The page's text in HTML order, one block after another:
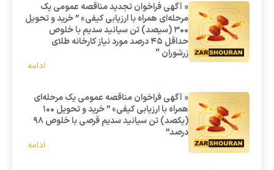
« آگهی فراخوان تجدید مناقصه عمومی یک
مرحله‌ای همراه با ارزیابی کیفی» ” خرید و تحویل
300 (سیصد) تن سیانید سدیم با خلوص
حداقل 45 درصد مورد نیاز کارخانه طلای
زرشوران “
ادامه
« آگهی فراخوان مناقصه عمومی یک مرحله‌ای
همراه با ارزیابی کیفی» ” خرید و تحویل 100
(یکصد) تن سیانید سدیم قرصی با خلوص 98
درصد”
ادامه